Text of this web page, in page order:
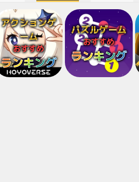
アクションゲ
ーム
おすすめ
ランキング
パズルゲーム
おすすめ
ランキング